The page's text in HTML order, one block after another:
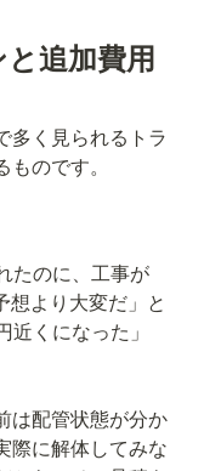
追加費用
多く見られるトラ
のです。
たのに、工事が
想より大変だ」と
くになった」
は配管状態が分か
際に解体してみな